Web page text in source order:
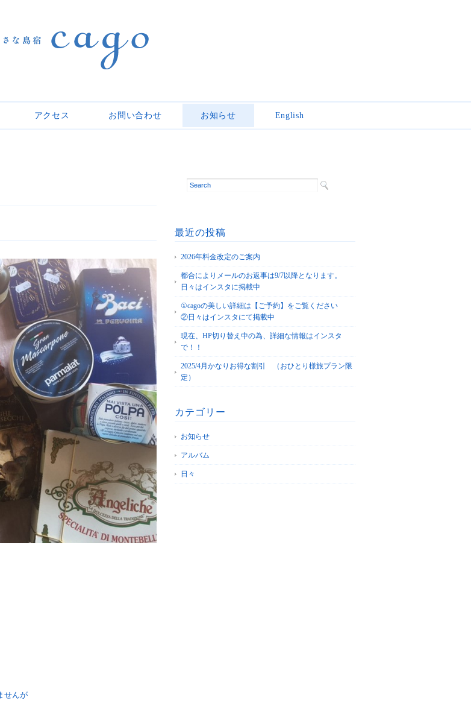
アクセス お問い合わせ お知らせ English
せんが
最近の投稿
2026年料金改定のご案内
都合によりメールのお返事は9/7以降となります。
日々はインスタに掲載中
①cagoの美しい詳細は【ご予約】をご覧ください
②日々はインスタにて掲載中
現在、HP切り替え中の為、詳細な情報はインスタ
で！！
2025/4月かなりお得な割引 （おひとり様旅プラン限
定）
カテゴリー
お知らせ
アルバム
日々